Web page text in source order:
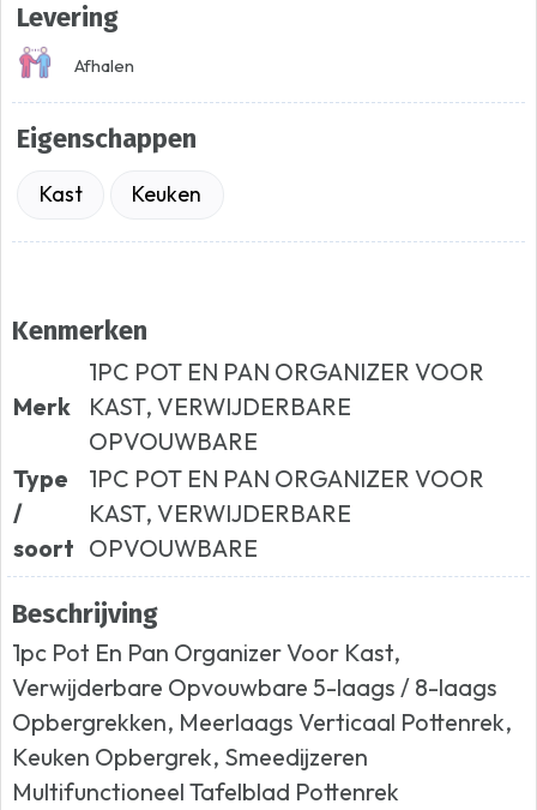
Levering
Afhalen
Eigenschappen
Kast Keuken
Kenmerken
Merk
1PC POT EN PAN ORGANIZER VOOR
KAST, VERWIJDERBARE
OPVOUWBARE
Type
/
soort
1PC POT EN PAN ORGANIZER VOOR
KAST, VERWIJDERBARE
OPVOUWBARE
Beschrijving
1pc Pot En Pan Organizer Voor Kast,
Verwijderbare Opvouwbare 5-laags / 8-laags
Opbergrekken, Meerlaags Verticaal Pottenrek,
Keuken Opbergrek, Smeedijzeren
Multifunctioneel Tafelblad Pottenrek